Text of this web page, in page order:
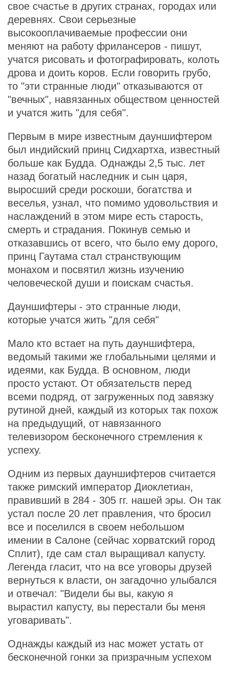
свое счастье в других странах, городах или
деревнях. Свои серьезные
высокооплачиваемые профессии они
меняют на работу фрилансеров - пишут,
учатся рисовать и фотографировать, колоть
дрова и доить коров. Если говорить грубо,
то "эти странные люди" отказываются от
"вечных", навязанных обществом ценностей
и учатся жить "для себя".
Первым в мире известным дауншифтером
был индийский принц Сидхартха, известный
больше как Будда. Однажды 2,5 тыс. лет
назад богатый наследник и сын царя,
выросший среди роскоши, богатства и
веселья, узнал, что помимо удовольствия и
наслаждений в этом мире есть старость,
смерть и страдания. Покинув семью и
отказавшись от всего, что было ему дорого,
принц Гаутама стал странствующим
монахом и посвятил жизнь изучению
человеческой души и поискам счастья.
Дауншифтеры - это странные люди,
которые учатся жить "для себя"
Мало кто встает на путь дауншифтера,
ведомый такими же глобальными целями и
идеями, как Будда. В основном, люди
просто устают. От обязательств перед
всеми подряд, от загруженных под завязку
рутиной дней, каждый из которых так похож
на предыдущий, от навязанного
телевизором бесконечного стремления к
успеху.
Одним из первых дауншифтеров считается
также римский император Диоклетиан,
правивший в 284 - 305 гг. нашей эры. Он так
устал после 20 лет правления, что бросил
все и поселился в своем небольшом
имении в Салоне (сейчас хорватский город
Сплит), где сам стал выращивал капусту.
Легенда гласит, что на все уговоры друзей
вернуться к власти, он загадочно улыбался
и отвечал: "Видели бы вы, какую я
вырастил капусту, вы перестали бы меня
уговаривать".
Однажды каждый из нас может устать от
бесконечной гонки за призрачным успехом